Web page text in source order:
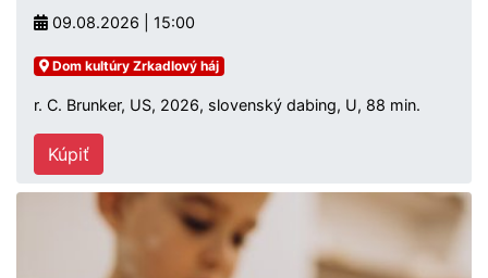
09.08.2026 | 15:00
Dom kultúry Zrkadlový háj
r. C. Brunker, US, 2026, slovenský dabing, U, 88 min.
Kúpiť